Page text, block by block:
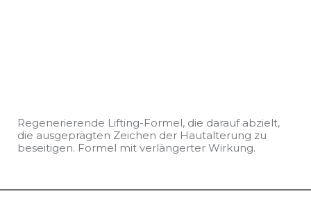
Regenerierende Lifting-Formel, die darauf abzielt,
die ausgeprägten Zeichen der Hautalterung zu
beseitigen. Formel mit verlängerter Wirkung.